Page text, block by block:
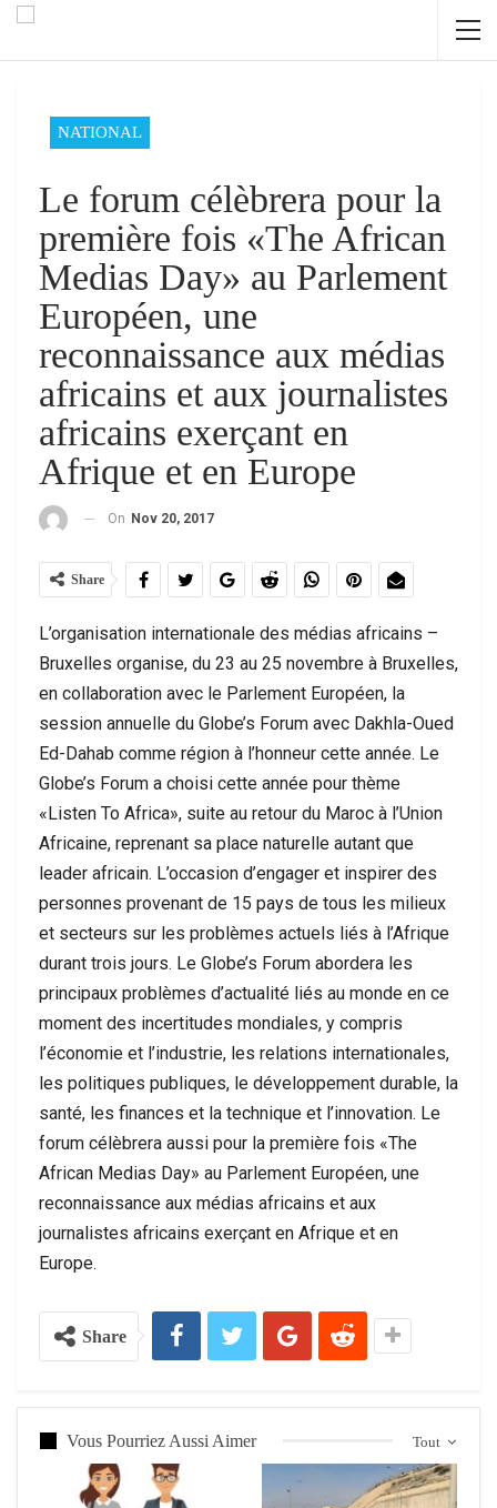
NATIONAL
Le forum célèbrera pour la
première fois «The African
Medias Day» au Parlement
Européen, une
reconnaissance aux médias
africains et aux journalistes
africains exerçant en
Afrique et en Europe
On Nov 20, 2017
Share
L’organisation internationale des médias africains –
Bruxelles organise, du 23 au 25 novembre à Bruxelles,
en collaboration avec le Parlement Européen, la
session annuelle du Globe’s Forum avec Dakhla-Oued
Ed-Dahab comme région à l’honneur cette année. Le
Globe’s Forum a choisi cette année pour thème
«Listen To Africa», suite au retour du Maroc à l’Union
Africaine, reprenant sa place naturelle autant que
leader africain. L’occasion d’engager et inspirer des
personnes provenant de 15 pays de tous les milieux
et secteurs sur les problèmes actuels liés à l’Afrique
durant trois jours. Le Globe’s Forum abordera les
principaux problèmes d’actualité liés au monde en ce
moment des incertitudes mondiales, y compris
l’économie et l’industrie, les relations internationales,
les politiques publiques, le développement durable, la
santé, les finances et la technique et l’innovation. Le
forum célèbrera aussi pour la première fois «The
African Medias Day» au Parlement Européen, une
reconnaissance aux médias africains et aux
journalistes africains exerçant en Afrique et en
Europe.
Share
Tout
Vous Pourriez Aussi Aimer